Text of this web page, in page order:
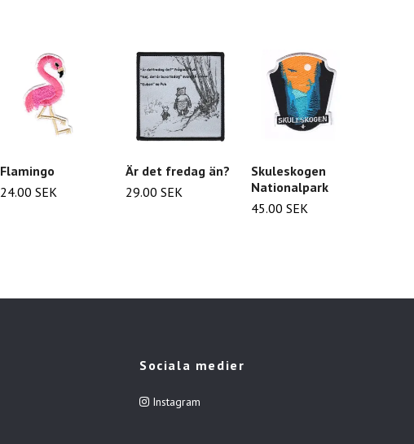
Flamingo
24.00 SEK
Är det fredag än?
29.00 SEK
Skuleskogen
Nationalpark
45.00 SEK
Sociala medier
Instagram